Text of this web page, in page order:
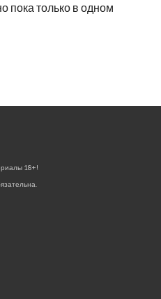
пока только в одном
18+!